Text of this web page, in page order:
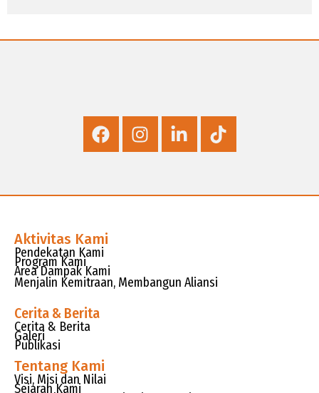
Aktivitas Kami
Pendekatan Kami
Program Kami
Area Dampak Kami
Menjalin Kemitraan, Membangun Aliansi
Cerita & Berita
Cerita & Berita
Galeri
Publikasi
Tentang Kami
Visi, Misi dan Nilai
Sejarah Kami